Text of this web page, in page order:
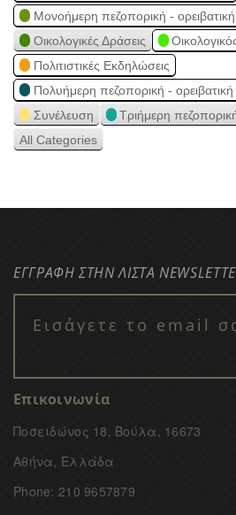
Μονοήμερη πεζοπορική -
Οικολογικές Δράσεις
Πολιτιστικές Εκδηλώσεις
Πολυήμερη πεζοπορική -
Συνέλευση
Τριήμερη
All Categories
ΕΓΓΡΑΦΗ ΣΤΗΝ ΛΙΣΤΑ
Επικοινωνία
Ποσειδώνος 18, Βούλα, 16673
Αθήνα, Ελλάδα
Phone: 210 9657879